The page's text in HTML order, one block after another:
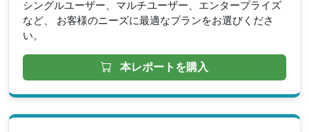
シングルユーザー、マルチユーザー、エンタープライズ
など、 お客様のニーズに最適なプランをお選びくださ
い。
本レポートを購入